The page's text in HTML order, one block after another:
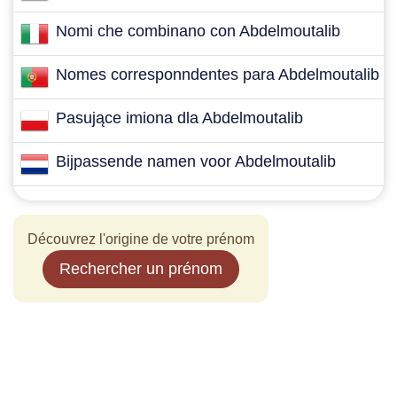
Nomi che combinano con Abdelmoutalib
Nomes corresponndentes para Abdelmoutalib
Pasujące imiona dla Abdelmoutalib
Bijpassende namen voor Abdelmoutalib
Découvrez l'origine de votre prénom
Rechercher un prénom